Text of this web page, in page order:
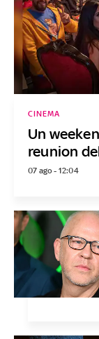
Un
reunion
CINEMA
07 ago - 12:04